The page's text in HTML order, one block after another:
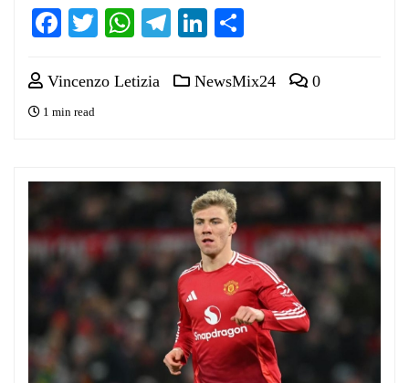
Facebook
TwitterWhatsApp
Telegram
LinkedIn
Vincenzo Letizia NewsMix24 0
1 min read